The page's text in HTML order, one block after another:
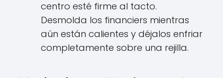
centro esté firme al tacto.
Desmolda los financiers mientras
aún están calientes y déjalos enfriar
completamente sobre una rejilla.